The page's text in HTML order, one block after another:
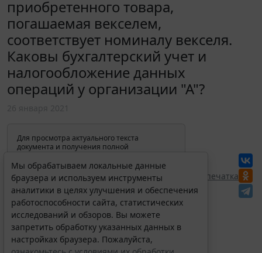
приобретенного товара,
погашаемая векселем,
соответствует номиналу векселя.
Каковы бухгалтерский учет и
налогообложение данных
операций у организации "А"?
Для просмотра актуального текста
документа и получения полной
изменениях и порядке применения
документа, воспользуйтесь поиском в
Интернет-версии системы ГАРАНТ:
Перепечатка
Мы обрабатываем локальные данные
браузера и используем инструменты
аналитики в целях улучшения и обеспечения
работоспособности сайта, статистических
исследований и обзоров. Вы можете
запретить обработку указанных данных в
настройках браузера. Пожалуйста,